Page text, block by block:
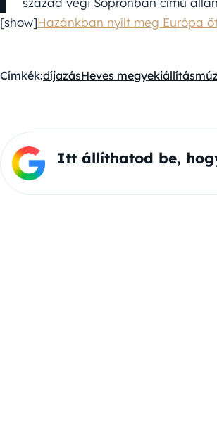
[show]Hazánkban nyílt meg Európa
Címkék:díjazásHeves megyekiállítás
Itt állíthatod be,